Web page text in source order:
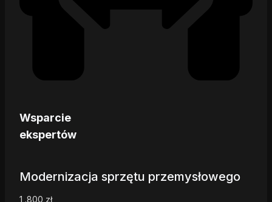
Wsparcie
ekspertów
Modernizacja sprzętu przemysłowego
1 .800 zł